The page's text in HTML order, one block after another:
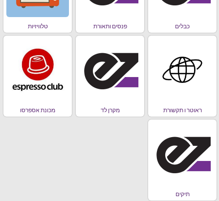
כבלים פנסים ותאורת טלוויזיות
ראוטר ו תקשורת מקרן לד מכונת אספרסו
תיקים